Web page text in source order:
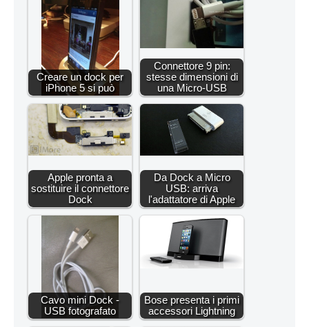
Creare un dock per
iPhone 5 si può
Connettore 9 pin:
stesse dimensioni di
una Micro-USB
Apple pronta a
sostituire il connettore
Dock
Da Dock a Micro
USB: arriva
l'adattatore di Apple
Cavo mini Dock -
USB fotografato
Bose presenta i primi
accessori Lightning